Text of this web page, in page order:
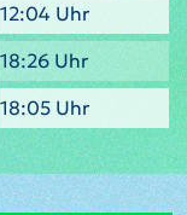
12:04 Uhr
18:26 Uhr
18:05 Uhr